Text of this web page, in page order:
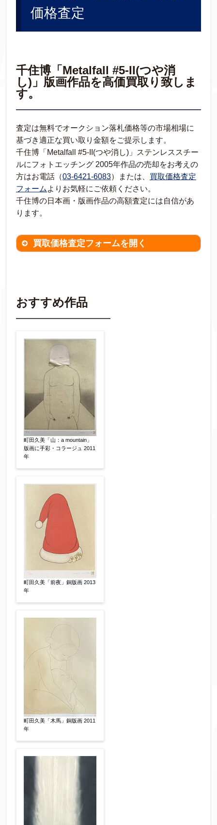
価格査定
千住博「Metalfall #5-II(つや消
し)」版画作品を高価買取り致しま
す。
査定は無料でオークション落札価格等の市場相場に
基づき適正な買い取り金額をご提示します。
千住博「Metalfall #5-II(つや消し)」ステンレススチー
ルにフォトエッチング 2005年作品の売却をお考えの
方はお電話（03-6421-6083）または、 買取価格査定
フォーム よりお気軽にご依頼ください。
千住博の日本画・版画作品の高額査定には自信があ
ります。
買取価格査定フォームを開く
※不明な項目は空欄で結構です。
▼
作品の作家名 【任意】
作品の画題 【任意】
作品の技法
【任意】
日本画
油彩画
素描
立体
絵の画面サイズ
【任意】
額装
軸装
鑑定証書付
その他
限定番号 【任意】
制作年 【任意】
売却希望時期 【任意】
すぐに売りたい
他社様の査定価格
おすすめ作品
町田久美「山：a mountain」
版画に手彩・コラージュ 2011
年
町田久美「前夜」銅版画 2013
年
町田久美「木馬」銅版画 2011
年